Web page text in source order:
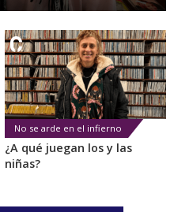
No se arde en el infierno
¿A qué juegan los y las
niñas?